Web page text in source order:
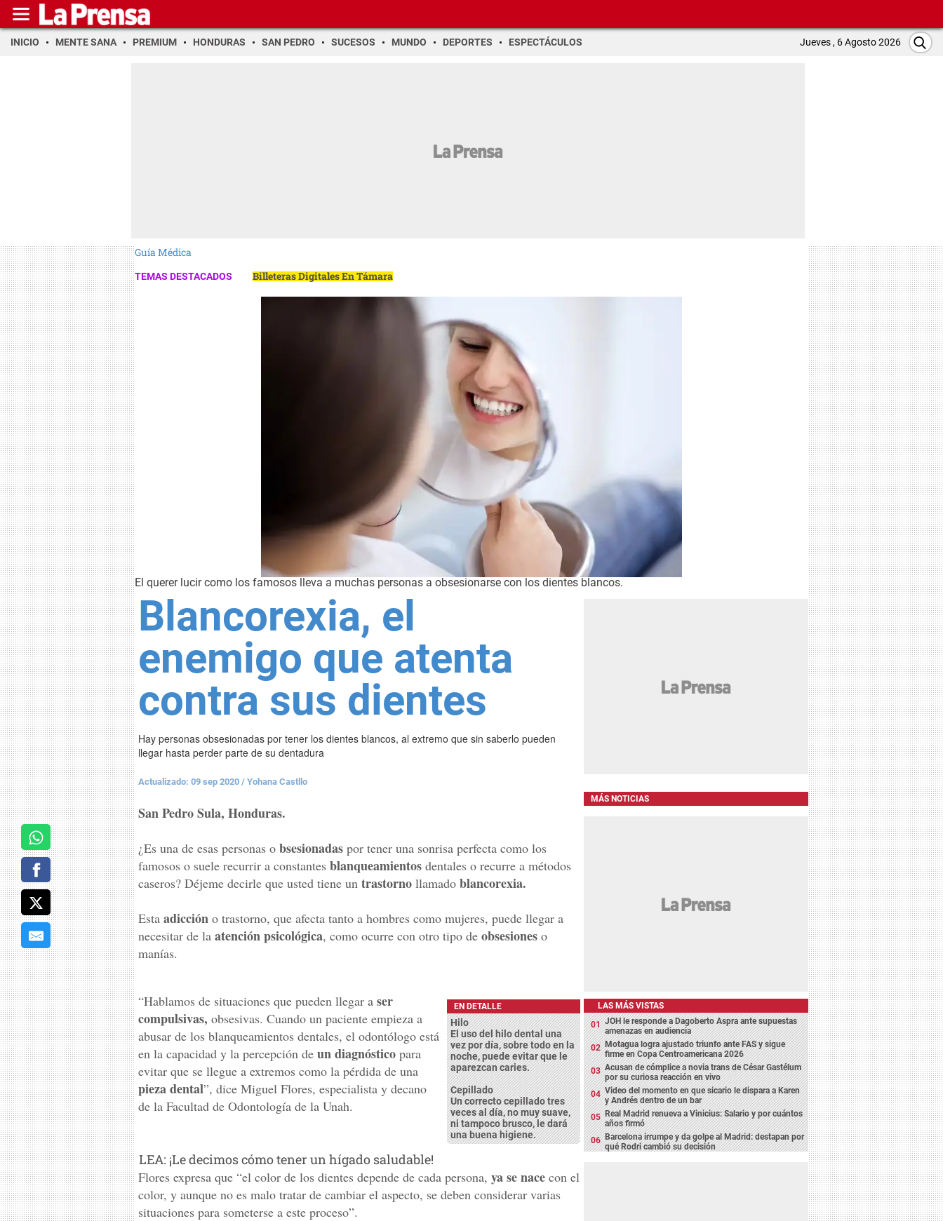
INICIO MENTE SANA PREMIUM HONDURAS SAN PEDRO SUCESOS MUNDO DEPORTES ESPECTÁCULOS Jueves , 6 Agosto 2026
Guía Médica
TEMAS DESTACADOS Billeteras Digitales En Támara
El querer lucir como los famosos lleva a muchas personas a obsesionarse con los dientes blancos.
Blancorexia, el
enemigo que atenta
contra sus dientes
Hay personas obsesionadas por tener los dientes blancos, al extremo que sin saberlo pueden
llegar hasta perder parte de su dentadura
Actualizado: 09 sep 2020 / Yohana Castllo
San Pedro Sula, Honduras.
¿Es una de esas personas o bsesionadas por tener una sonrisa perfecta como los
famosos o suele recurrir a constantes blanqueamientos dentales o recurre a métodos
caseros? Déjeme decirle que usted tiene un trastorno llamado blancorexia.
Esta adicción o trastorno, que afecta tanto a hombres como mujeres, puede llegar a
necesitar de la atención psicológica, como ocurre con otro tipo de obsesiones o
manías.
EN DETALLE
Hilo
El uso del hilo dental una
vez por día, sobre todo en la
noche, puede evitar que le
aparezcan caries.
Cepillado
Un correcto cepillado tres
veces al día, no muy suave,
ni tampoco brusco, le dará
una buena higiene.
“Hablamos de situaciones que pueden llegar a ser
compulsivas, obsesivas. Cuando un paciente empieza a
abusar de los blanqueamientos dentales, el odontólogo está
en la capacidad y la percepción de un diagnóstico para
evitar que se llegue a extremos como la pérdida de una
pieza dental”, dice Miguel Flores, especialista y decano
de la Facultad de Odontología de la Unah.
LEA: ¡Le decimos cómo tener un hígado saludable!
Flores expresa que “el color de los dientes depende de cada persona, ya se nace con el
color, y aunque no es malo tratar de cambiar el aspecto, se deben considerar varias
situaciones para someterse a este proceso”.
MÁS NOTICIAS
LAS MÁS VISTAS
JOH le responde a Dagoberto Aspra ante supuestas
amenazas en audiencia
Motagua logra ajustado triunfo ante FAS y sigue
firme en Copa Centroamericana 2026
Acusan de cómplice a novia trans de César Gastélum
por su curiosa reacción en vivo
Video del momento en que sicario le dispara a Karen
y Andrés dentro de un bar
Real Madrid renueva a Vinicius: Salario y por cuántos
años firmó
Barcelona irrumpe y da golpe al Madrid: destapan por
qué Rodri cambió su decisión